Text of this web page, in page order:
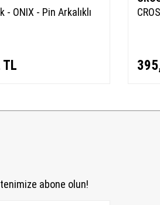
- ONIX - Pin Arkalıklı
TL
abone olun!